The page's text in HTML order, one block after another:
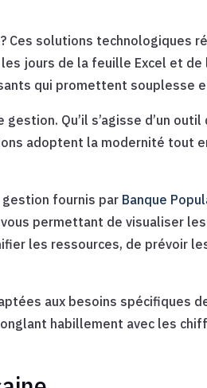
Ces solutions technologiques
jours de la feuille Excel et
qui promettent souplesse
Qu’il s’agisse d’un
adoptent la modernité tout
gestion fournis par Banque
permettant de visualiser
les ressources, de prévoir
aux besoins spécifiques
habillement avec les